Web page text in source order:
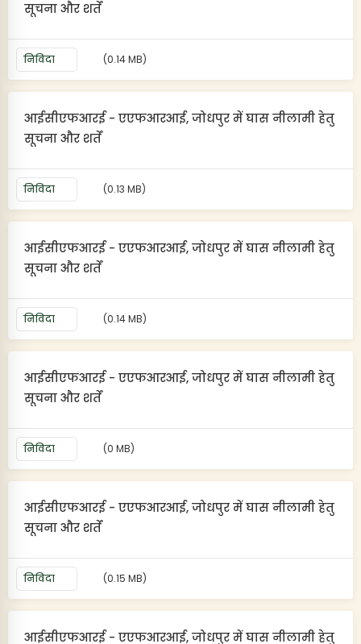
सूचना और शर्तें
निविदा (0.14 MB)
आईसीएफआरई - एएफआरआई, जोधपुर में घास नीलामी हेतु
सूचना और शर्तें
निविदा (0.13 MB)
आईसीएफआरई - एएफआरआई, जोधपुर में घास नीलामी हेतु
सूचना और शर्तें
निविदा (0.14 MB)
आईसीएफआरई - एएफआरआई, जोधपुर में घास नीलामी हेतु
सूचना और शर्तें
निविदा (0 MB)
आईसीएफआरई - एएफआरआई, जोधपुर में घास नीलामी हेतु
सूचना और शर्तें
निविदा (0.15 MB)
आईसीएफआरई - एएफआरआई, जोधपुर में घास नीलामी हेतु